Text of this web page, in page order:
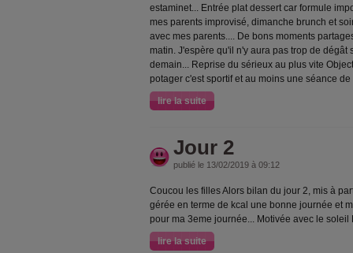
estaminet... Entrée plat dessert car formule
mes parents improvisé, dimanche brunch et
avec mes parents.... De bons moments
matin. J'espère qu'il n'y aura pas trop de
demain... Reprise du sérieux au plus vite
potager c'est sportif et au moins une séance
lire la suite
Jour 2
publié le 13/02/2019 à 09:12
Coucou les filles Alors bilan du jour 2, mis à
gérée en terme de kcal une bonne journée et
pour ma 3eme journée... Motivée avec le soleil
lire la suite